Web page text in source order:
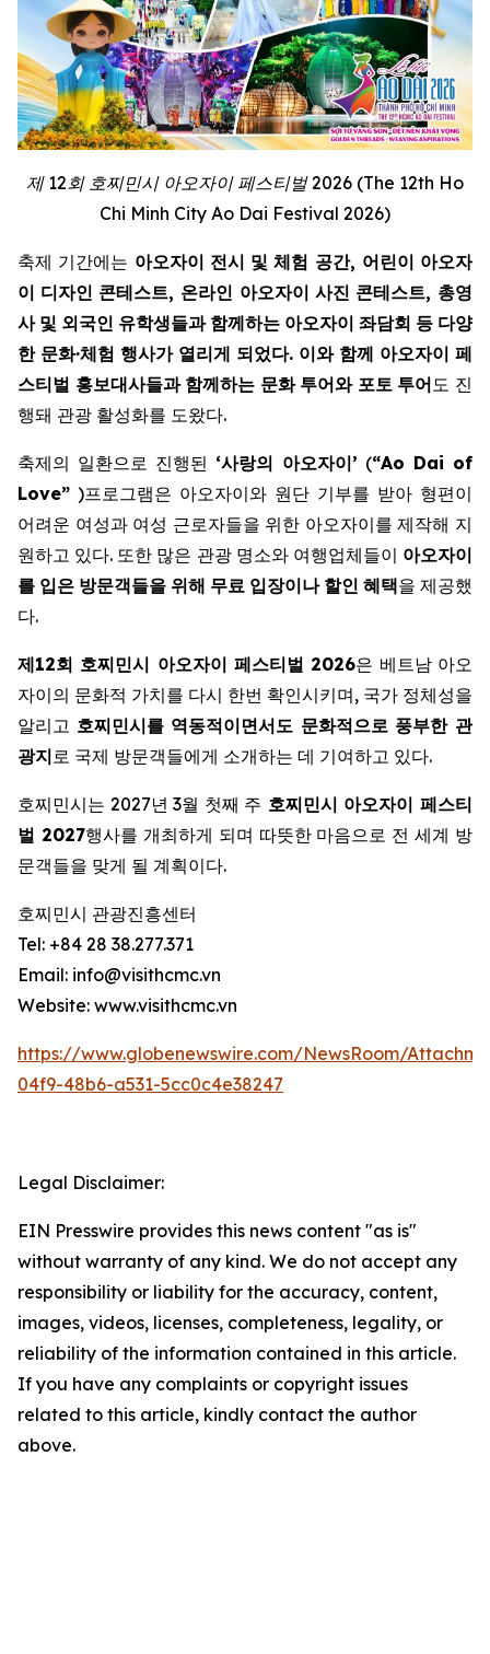
제 12회 호찌민시 아오자이 페스티벌 2026 (The 12th Ho
Chi Minh City Ao Dai Festival 2026)
축제 기간에는 아오자이 전시 및 체험 공간, 어린이 아오자
이 디자인 콘테스트, 온라인 아오자이 사진 콘테스트, 총영
사 및 외국인 유학생들과 함께하는 아오자이 좌담회 등 다양
한 문화·체험 행사가 열리게 되었다. 이와 함께 아오자이 페
스티벌 홍보대사들과 함께하는 문화 투어와 포토 투어도 진
행돼 관광 활성화를 도왔다.
축제의 일환으로 진행된 ‘사랑의 아오자이’ (“Ao Dai of
Love” )프로그램은 아오자이와 원단 기부를 받아 형편이
어려운 여성과 여성 근로자들을 위한 아오자이를 제작해 지
원하고 있다. 또한 많은 관광 명소와 여행업체들이 아오자이
를 입은 방문객들을 위해 무료 입장이나 할인 혜택을 제공했
다.
제12회 호찌민시 아오자이 페스티벌 2026은 베트남 아오
자이의 문화적 가치를 다시 한번 확인시키며, 국가 정체성을
알리고 호찌민시를 역동적이면서도 문화적으로 풍부한 관
광지로 국제 방문객들에게 소개하는 데 기여하고 있다.
호찌민시는 2027년 3월 첫째 주 호찌민시 아오자이 페스티
벌 2027행사를 개최하게 되며 따뜻한 마음으로 전 세계 방
문객들을 맞게 될 계획이다.
호찌민시 관광진흥센터
Tel: +84 28 38.277.371
Email: info@visithcmc.vn
Website: www.visithcmc.vn
https://www.globenewswire.com/NewsRoom/
04f9-48b6-a531-5cc0c4e38247
Legal Disclaimer:
EIN Presswire provides this news content "as is"
without warranty of any kind. We do not accept any
responsibility or liability for the accuracy, content,
images, videos, licenses, completeness, legality, or
reliability of the information contained in this article.
If you have any complaints or copyright issues
related to this article, kindly contact the author
above.